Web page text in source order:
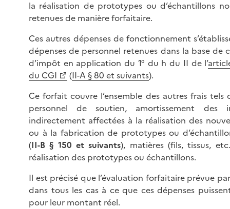
la réalisation de prototypes ou d’échantillons
retenues de manière forfaitaire.
Ces autres dépenses de fonctionnement
dépenses de personnel retenues dans la base de
d’impôt en application du 1° du h du II de l’
du CGI
(II-A § 80 et suivants).
Ce forfait couvre l’ensemble des autres frais tels
personnel de soutien, amortissement des
indirectement affectées à la réalisation des
ou à la fabrication de prototypes ou
(II-B § 150 et suivants), matières (fils, tissus,
réalisation des prototypes ou échantillons.
Il est précisé que l’évaluation forfaitaire prévue
dans tous les cas à ce que ces dépenses
pour leur montant réel.